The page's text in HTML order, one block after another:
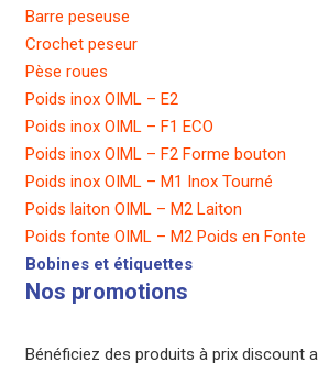
Barre peseuse
Crochet peseur
Pèse roues
Poids inox OIML – E2
Poids inox OIML – F1 ECO
Poids inox OIML – F2 Forme bouton
Poids inox OIML – M1 Inox Tourné
Poids laiton OIML – M2 Laiton
Poids fonte OIML – M2 Poids en Fonte
Bobines et étiquettes
Nos promotions
Bénéficiez des produits à prix discount